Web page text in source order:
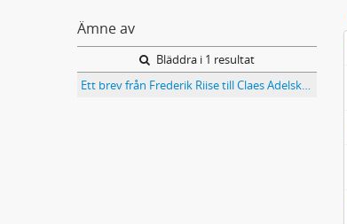
Ämne av
Bläddra i 1 resultat
Ett brev från Frederik Riise till Claes Adelsköld 1894